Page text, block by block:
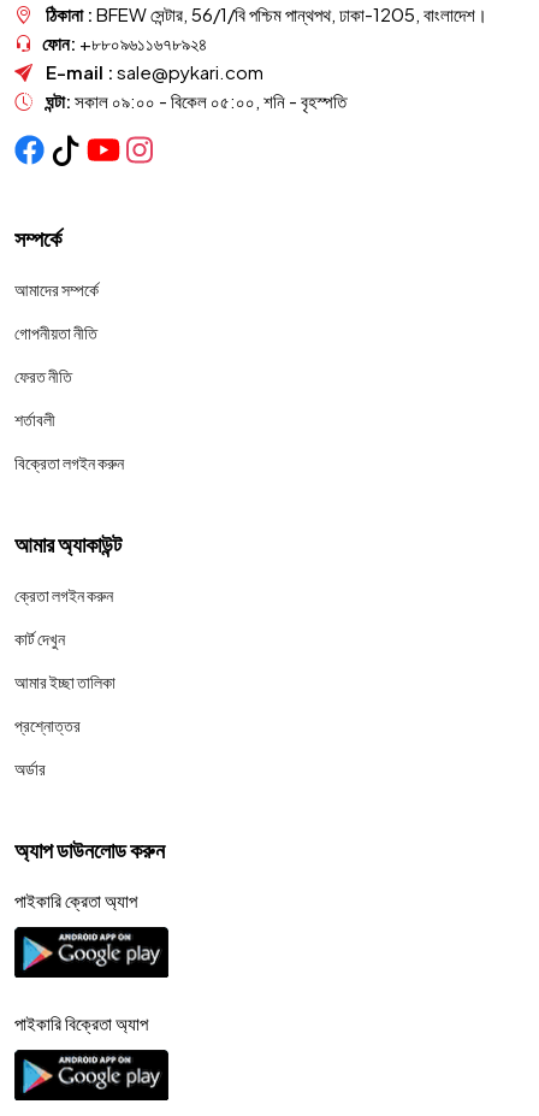
ঠিকানা : BFEW সেন্টার, 56/1/বি পশ্চিম পান্থপথ, ঢাকা-1205, বাংলাদেশ।
ফোন: +৮৮০৯৬১১৬৭৮৯২৪
E-mail : sale@pykari.com
ঘন্টা: সকাল ০৯:০০ - বিকেল ০৫:০০, শনি - বৃহস্পতি
সম্পর্কে
আমাদের সম্পর্কে
গোপনীয়তা নীতি
ফেরত নীতি
শর্তাবলী
বিক্রেতা লগইন করুন
আমার অ্যাকাউন্ট
ক্রেতা লগইন করুন
কার্ট দেখুন
আমার ইচ্ছা তালিকা
প্রশ্নোত্তর
অর্ডার
অ্যাপ ডাউনলোড করুন
পাইকারি ক্রেতা অ্যাপ
পাইকারি বিক্রেতা অ্যাপ